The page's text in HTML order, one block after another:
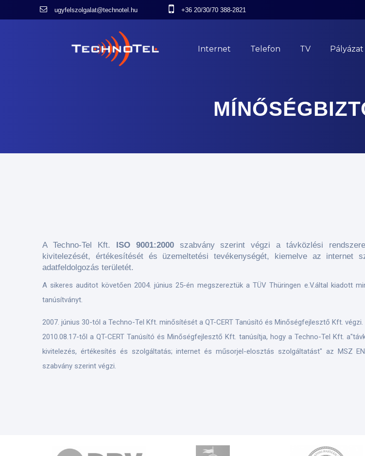
ugyfelszolgalat@technotel.hu +36 20/30/70 388-2821
Internet Telefon TV Pályázat
A Techno-Tel Kft. ISO 9001:2000 szabvány szerint végzi a távközlési
kivitelezését, értékesítését és üzemeltetési tevékenységét, kiemelve az internet
adatfeldolgozás területét.
A sikeres auditot követően 2004. június 25-én megszereztük a TÜV Thüringen e.V.által kiadott
tanúsítványt.
2007. június 30-tól a Techno-Tel Kft. minősítését a QT-CERT Tanúsító és Minőségfejlesztő Kft. végzi.
​2010.08.17-től a QT-CERT Tanúsító és Minőségfejlesztő Kft. tanúsítja, hogy a Techno-Tel Kft.
kivitelezés, értékesítés és szolgáltatás; internet és műsorjel-elosztás szolgáltatást" az MSZ EN
szabvány szerint végzi.